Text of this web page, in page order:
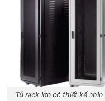
Tủ rack lớn có thiết kế